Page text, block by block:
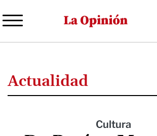
al
principal
Actualidad
Cultura